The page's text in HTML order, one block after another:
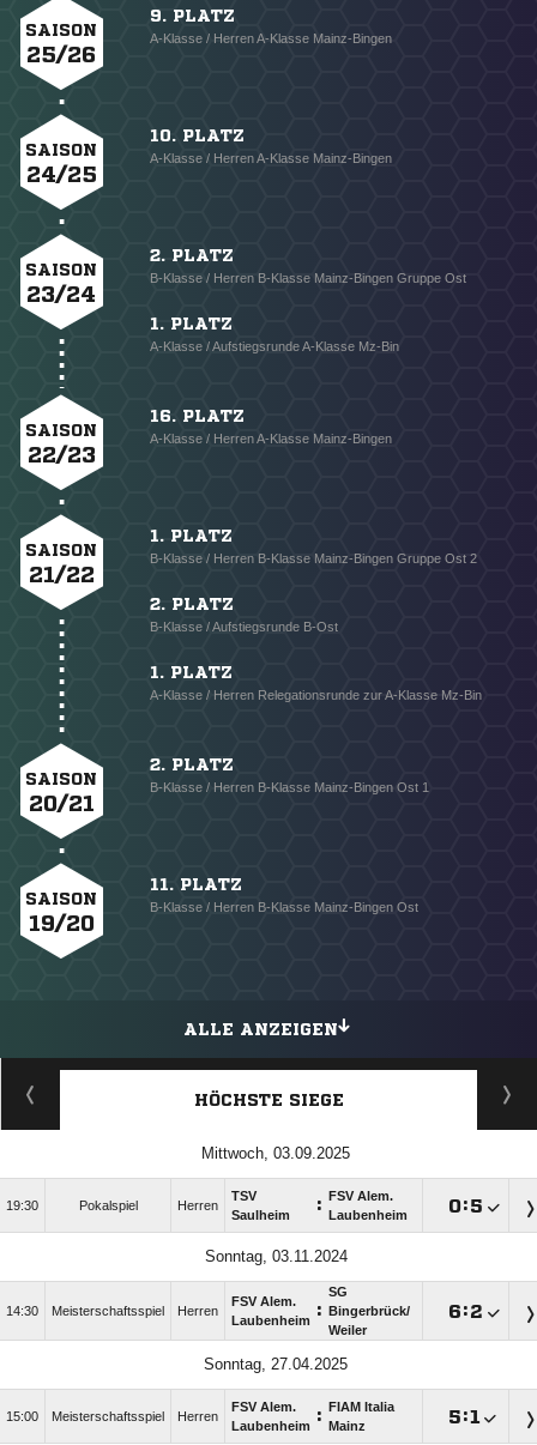
SAISON
25/26
9. PLATZ
A-Klasse / Herren A-Klasse Mainz-Bingen
SAISON
24/25
10. PLATZ
A-Klasse / Herren A-Klasse Mainz-Bingen
SAISON
23/24
2. PLATZ
B-Klasse / Herren B-Klasse Mainz-Bingen Gruppe Ost
1. PLATZ
A-Klasse / Aufstiegsrunde A-Klasse Mz-Bin
SAISON
22/23
16. PLATZ
A-Klasse / Herren A-Klasse Mainz-Bingen
SAISON
21/22
1. PLATZ
B-Klasse / Herren B-Klasse Mainz-Bingen Gruppe Ost 2
2. PLATZ
B-Klasse / Aufstiegsrunde B-Ost
1. PLATZ
A-Klasse / Herren Relegationsrunde zur A-Klasse Mz-Bin
SAISON
20/21
2. PLATZ
B-Klasse / Herren B-Klasse Mainz-Bingen Ost 1
SAISON
19/20
11. PLATZ
B-Klasse / Herren B-Klasse Mainz-Bingen Ost
ALLE ANZEIGEN
HÖCHSTE SIEGE
Mittwoch, 03.09.2025
19:30 Pokalspiel Herren
TSV
Saulheim
:
FSV Alem.
Laubenheim
:
Sonntag, 03.11.2024
14:30 Meisterschaftsspiel Herren
FSV Alem.
Laubenheim :
SG
Bingerbrück/​
Weiler
:
Sonntag, 27.04.2025
15:00 Meisterschaftsspiel Herren
FSV Alem.
Laubenheim :
FIAM Italia
Mainz
: